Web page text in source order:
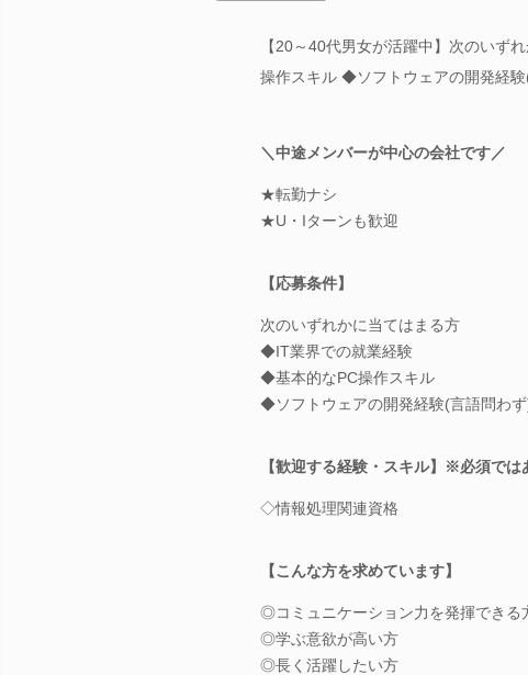
【20～40代男女が活躍中】次のい
操作スキル ◆ソフトウェアの開発経
＼中途メンバーが中心の会社です／
★転勤ナシ
★U・Iターンも歓迎
【応募条件】
次のいずれかに当てはまる方
◆IT業界での就業経験
◆基本的なPC操作スキル
◆ソフトウェアの開発経験(言語問わ
【歓迎する経験・スキル】※必須では
◇情報処理関連資格
【こんな方を求めています】
◎コミュニケーション力を発揮できる
◎学ぶ意欲が高い方
◎長く活躍したい方